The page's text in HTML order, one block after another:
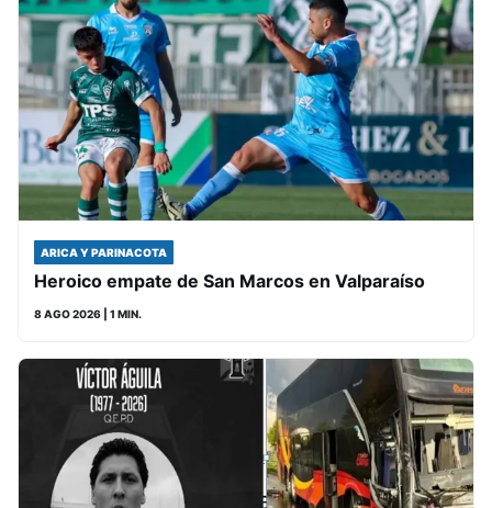
ARICA Y PARINACOTA
Heroico empate de San Marcos en Valparaíso
8 AGO 2026 | 1 MIN.